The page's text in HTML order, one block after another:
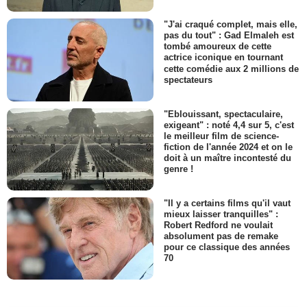
"J'ai craqué complet, mais elle,
pas du tout" : Gad Elmaleh est
tombé amoureux de cette
actrice iconique en tournant
cette comédie aux 2 millions de
spectateurs
"Eblouissant, spectaculaire,
exigeant" : noté 4,4 sur 5, c'est
le meilleur film de science-
fiction de l'année 2024 et on le
doit à un maître incontesté du
genre !
"Il y a certains films qu'il vaut
mieux laisser tranquilles" :
Robert Redford ne voulait
absolument pas de remake
pour ce classique des années
70